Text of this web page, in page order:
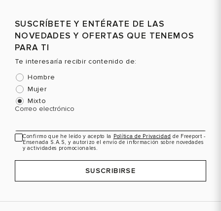
SUSCRÍBETE Y ENTÉRATE DE LAS
NOVEDADES Y OFERTAS QUE TENEMOS
PARA TI
Te interesaría recibir contenido de:
Hombre
Mujer
Mixto
Correo electrónico
Confirmo que he leído y acepto la Política de Privacidad de Freeport -
Ensenada S.A.S, y autorizo el envío de información sobre novedades
y actividades promocionales.
SUSCRIBIRSE